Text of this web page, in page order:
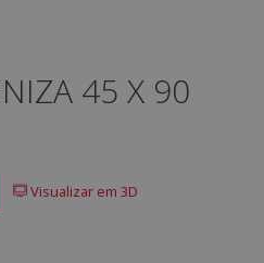
45 X 90
Visualizar em 3D